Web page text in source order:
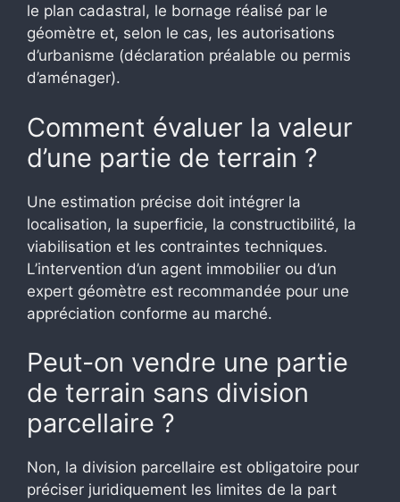
le plan cadastral, le bornage réalisé par le
géomètre et, selon le cas, les autorisations
d’urbanisme (déclaration préalable ou permis
d’aménager).
Comment évaluer la valeur
d’une partie de terrain ?
Une estimation précise doit intégrer la
localisation, la superficie, la constructibilité, la
viabilisation et les contraintes techniques.
L’intervention d’un agent immobilier ou d’un
expert géomètre est recommandée pour une
appréciation conforme au marché.
Peut-on vendre une partie
de terrain sans division
parcellaire ?
Non, la division parcellaire est obligatoire pour
préciser juridiquement les limites de la part